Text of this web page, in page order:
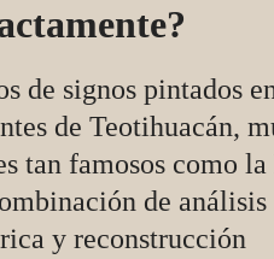
de signos pintados
de Teotihuacán,
tan famosos como la
de análisis
y reconstrucción